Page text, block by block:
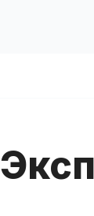
Экспресс доставка Брест -